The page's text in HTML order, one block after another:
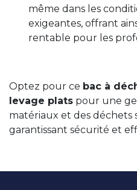
même dans les
exigeantes, offrant
rentable pour les
Optez pour ce bac à
levage plats pour une
matériaux et des déchets
garantissant sécurité et